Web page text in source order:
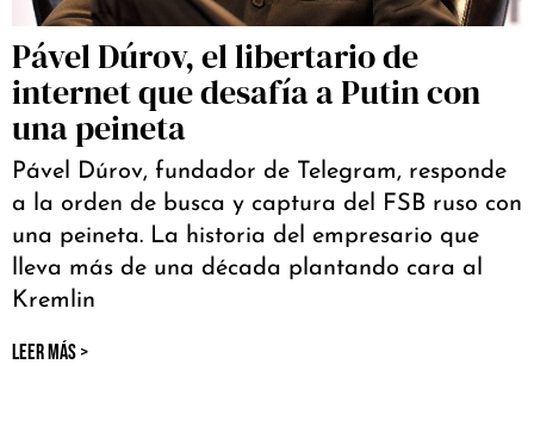
Pável Dúrov, el libertario de
internet que desafía a Putin con
una peineta
Pável Dúrov, fundador de Telegram, responde
a la orden de busca y captura del FSB ruso con
una peineta. La historia del empresario que
lleva más de una década plantando cara al
Kremlin
LEER MÁS >